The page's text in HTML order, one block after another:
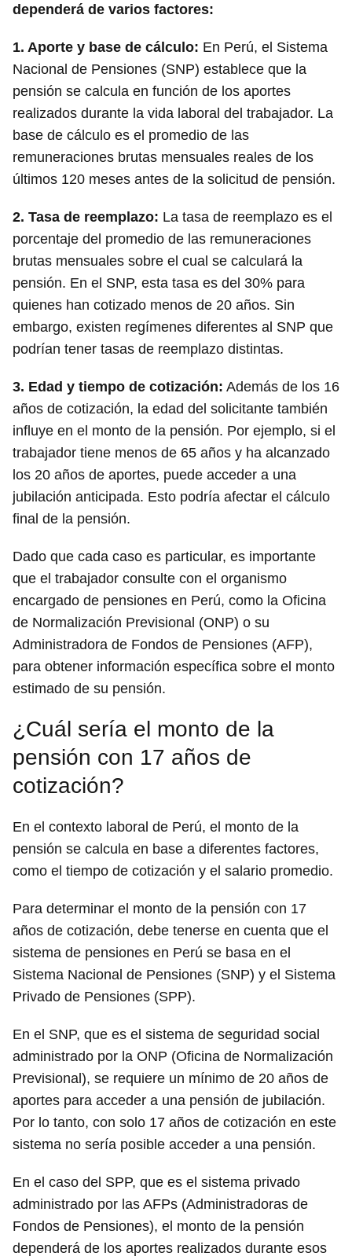
dependerá de varios factores:
1. Aporte y base de cálculo: En Perú, el Sistema
Nacional de Pensiones (SNP) establece que la
pensión se calcula en función de los aportes
realizados durante la vida laboral del trabajador. La
base de cálculo es el promedio de las
remuneraciones brutas mensuales reales de los
últimos 120 meses antes de la solicitud de pensión.
2. Tasa de reemplazo: La tasa de reemplazo es el
porcentaje del promedio de las remuneraciones
brutas mensuales sobre el cual se calculará la
pensión. En el SNP, esta tasa es del 30% para
quienes han cotizado menos de 20 años. Sin
embargo, existen regímenes diferentes al SNP que
podrían tener tasas de reemplazo distintas.
3. Edad y tiempo de cotización: Además de los 16
años de cotización, la edad del solicitante también
influye en el monto de la pensión. Por ejemplo, si el
trabajador tiene menos de 65 años y ha alcanzado
los 20 años de aportes, puede acceder a una
jubilación anticipada. Esto podría afectar el cálculo
final de la pensión.
Dado que cada caso es particular, es importante
que el trabajador consulte con el organismo
encargado de pensiones en Perú, como la Oficina
de Normalización Previsional (ONP) o su
Administradora de Fondos de Pensiones (AFP),
para obtener información específica sobre el monto
estimado de su pensión.
¿Cuál sería el monto de la
pensión con 17 años de
cotización?
En el contexto laboral de Perú, el monto de la
pensión se calcula en base a diferentes factores,
como el tiempo de cotización y el salario promedio.
Para determinar el monto de la pensión con 17
años de cotización, debe tenerse en cuenta que el
sistema de pensiones en Perú se basa en el
Sistema Nacional de Pensiones (SNP) y el Sistema
Privado de Pensiones (SPP).
En el SNP, que es el sistema de seguridad social
administrado por la ONP (Oficina de Normalización
Previsional), se requiere un mínimo de 20 años de
aportes para acceder a una pensión de jubilación.
Por lo tanto, con solo 17 años de cotización en este
sistema no sería posible acceder a una pensión.
En el caso del SPP, que es el sistema privado
administrado por las AFPs (Administradoras de
Fondos de Pensiones), el monto de la pensión
dependerá de los aportes realizados durante esos